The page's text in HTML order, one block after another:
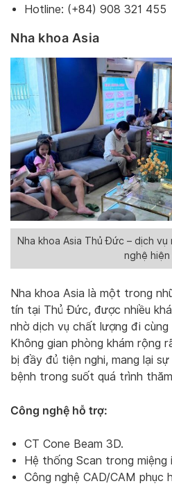
Hotline: (+84) 908 321 455
Nha khoa Asia
Nha khoa Asia Thủ Đức – dịch
nghệ hiện
Nha khoa Asia là một trong
tín tại Thủ Đức, được nhiều
nhờ dịch vụ chất lượng đi cùng
Không gian phòng khám rộng
bị đầy đủ tiện nghi, mang lại
bệnh trong suốt quá trình
Công nghệ hỗ trợ:
CT Cone Beam 3D.
Hệ thống Scan trong miệng
Công nghệ CAD/CAM phục